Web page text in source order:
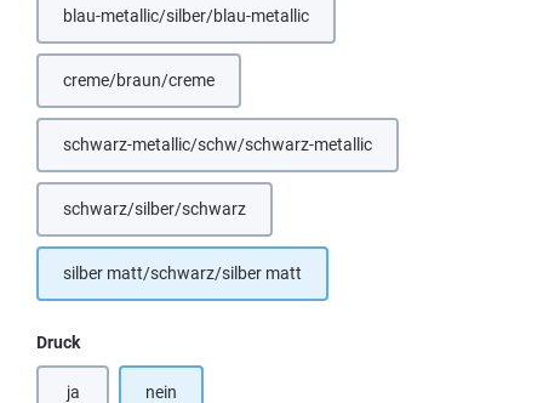
blau-metallic/silber/blau-metallic
(Diese Option ist zurzeit nicht verfügbar.)
creme/braun/creme(Diese Option ist zurzeit nicht verfügbar.)
schwarz-metallic/schw/schwarz-metallic
schwarz/silber/schwarz
silber matt/schwarz/silber matt
Druckauswählen
ja nein